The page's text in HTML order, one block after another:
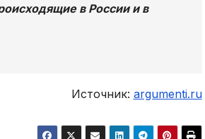
в России и в
Источник: argumenti.ru